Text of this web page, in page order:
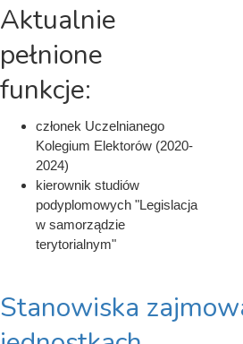
Aktualnie
pełnione
funkcje:
członek Uczelnianego
Kolegium Elektorów (2020-
2024)
kierownik studiów
podyplomowych "Legislacja
w samorządzie
terytorialnym"
Stanowiska